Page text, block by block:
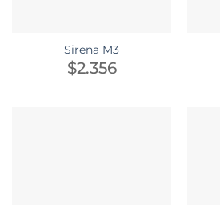
Sirena M3
$2.356